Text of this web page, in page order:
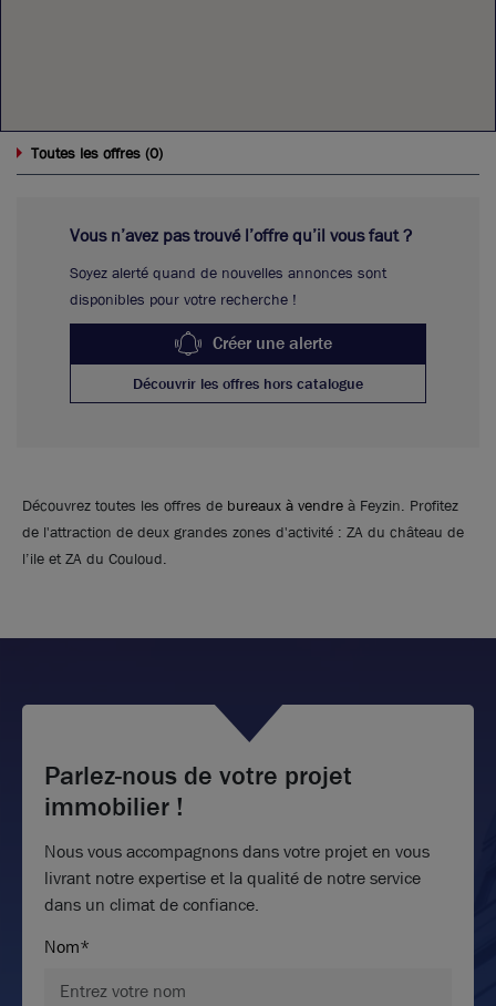
Toutes les offres (0)
Vous n’avez pas trouvé l’offre qu’il vous faut ?
Soyez alerté quand de nouvelles annonces sont
disponibles pour votre recherche !
Créer une alerte
Découvrir les offres hors catalogue
Découvrez toutes les offres de bureaux à vendre à Feyzin. Profitez
de l'attraction de deux grandes zones d'activité : ZA du château de
l’ile et ZA du Couloud.
Parlez-nous de votre projet
immobilier !
Nous vous accompagnons dans votre projet en vous
livrant notre expertise et la qualité de notre service
dans un climat de confiance.
Nom*